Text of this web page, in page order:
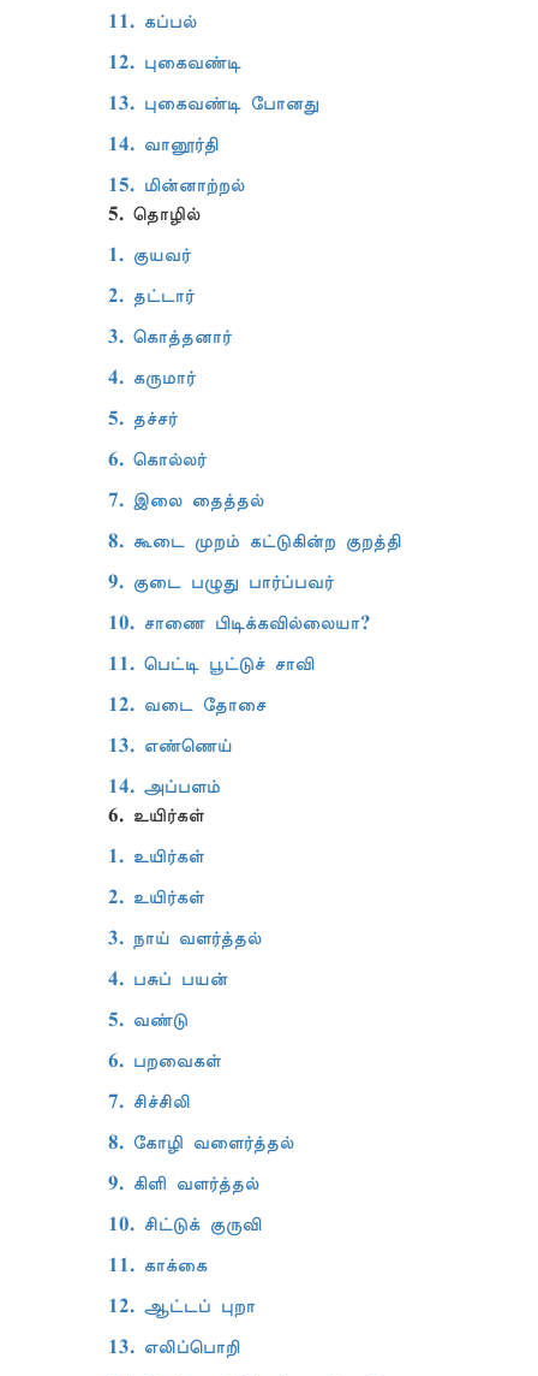
11. கப்பல்
12. புகைவண்டி
13. புகைவண்டி போனது
14. வானூர்தி
15. மின்னாற்றல்
5. தொழில்
1. குயவர்
2. தட்டார்
3. கொத்தனார்
4. கருமார்
5. தச்சர்
6. கொல்லர்
7. இலை தைத்தல்
8. கூடை முறம் கட்டுகின்ற குறத்தி
9. குடை பழுது பார்ப்பவர்
10. சாணை பிடிக்கவில்லையா?
11. பெட்டி பூட்டுச் சாவி
12. வடை தோசை
13. எண்ணெய்
14. அப்பளம்
6. உயிர்கள்
1. உயிர்கள்
2. உயிர்கள்
3. நாய் வளர்த்தல்
4. பசுப் பயன்
5. வண்டு
6. பறவைகள்
7. சிச்சிலி
8. கோழி வளைர்த்தல்
9. கிளி வளர்த்தல்
10. சிட்டுக் குருவி
11. காக்கை
12. ஆட்டப் புறா
13. எலிப்பொறி